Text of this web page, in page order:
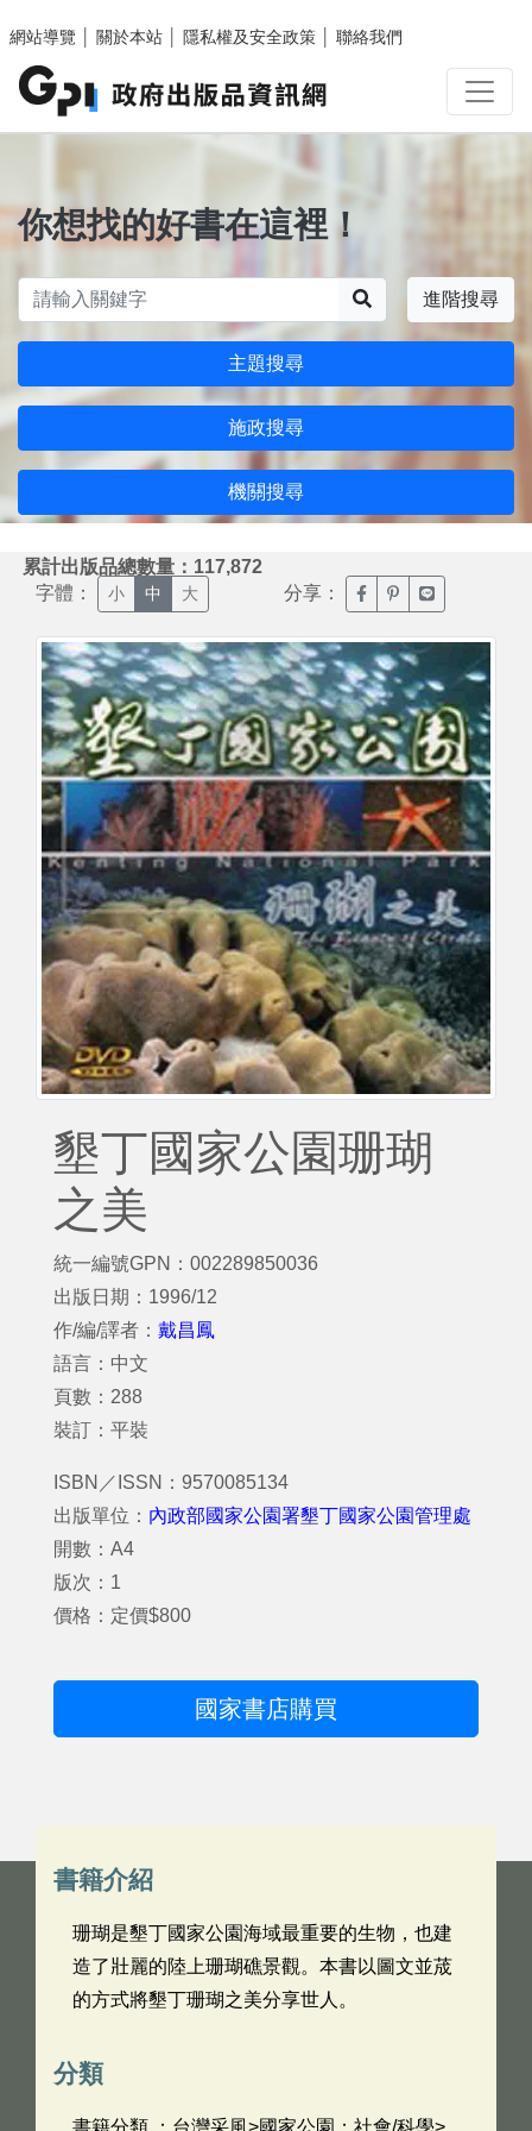
網站導覽
關於本站 隱私權及安全政策 聯絡我們
你想找的好書在這裡！
進階搜尋
主題搜尋
施政搜尋
機關搜尋
累計出版品總數量：117,872
字體： 小 中 大 分享： 臉書分享(另開新視窗)
噗浪分享(另開新
Line分享(另
墾丁國家公園珊瑚
之美
統一編號GPN：002289850036
出版日期：1996/12
作/編/譯者： 戴昌鳳
語言：中文
頁數：288
裝訂：平裝
ISBN／ISSN：9570085134
出版單位： 內政部國家公園署墾丁國家公園管理處
開數：A4
版次：1
價格：定價$800
國家書店購買
書籍介紹
珊瑚是墾丁國家公園海域最重要的生物，也建
造了壯麗的陸上珊瑚礁景觀。本書以圖文並荿
的方式將墾丁珊瑚之美分享世人。
分類